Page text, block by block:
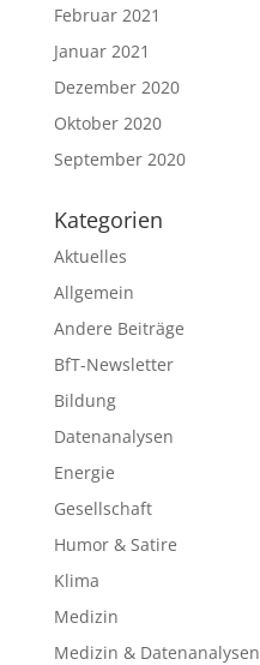
Februar 2021
Januar 2021
Dezember 2020
Oktober 2020
September 2020
Kategorien
Aktuelles
Allgemein
Andere Beiträge
BfT-Newsletter
Bildung
Datenanalysen
Energie
Gesellschaft
Humor & Satire
Klima
Medizin
Medizin & Datenanalysen